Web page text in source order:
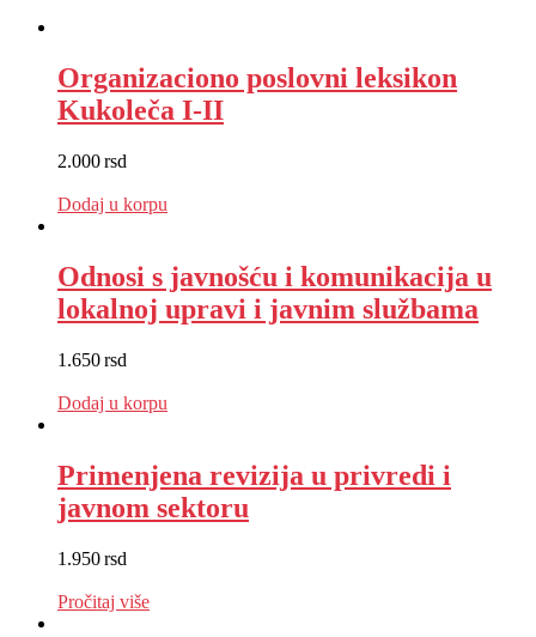
Organizaciono poslovni leksikon
Kukoleča I-II
2.000rsd
Dodaj u korpu
Odnosi s javnošću i komunikacija u
lokalnoj upravi i javnim službama
1.650rsd
Dodaj u korpu
Primenjena revizija u privredi i
javnom sektoru
1.950rsd
Pročitaj više